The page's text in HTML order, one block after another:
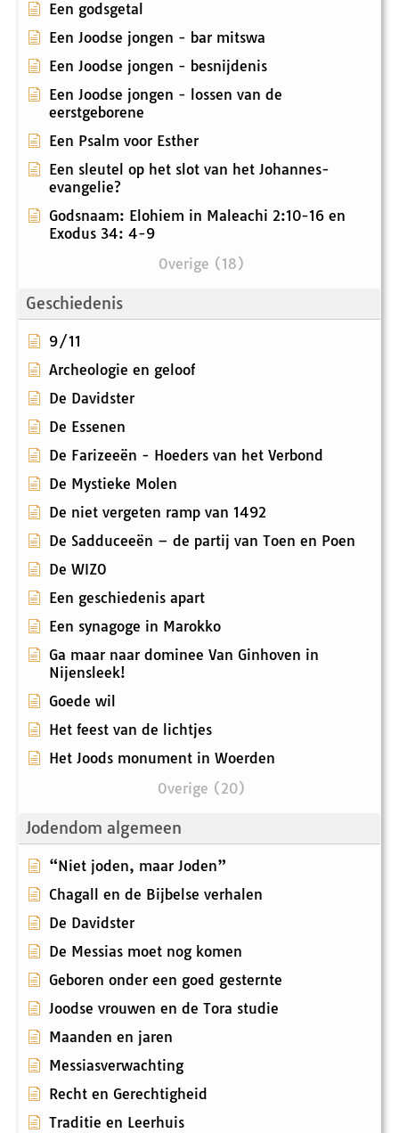
Een godsgetal
Een Joodse jongen - bar mitswa
Een Joodse jongen - besnijdenis
Een Joodse jongen - lossen van de
eerstgeborene
Een Psalm voor Esther
Een sleutel op het slot van het Johannes-
evangelie?
Godsnaam: Elohiem in Maleachi 2:10-16 en
Exodus 34: 4-9
Overige (18)
Geschiedenis
9/11
Archeologie en geloof
De Davidster
De Essenen
De Farizeeën - Hoeders van het Verbond
De Mystieke Molen
De niet vergeten ramp van 1492
De Sadduceeën – de partij van Toen en Poen
De WIZO
Een geschiedenis apart
Een synagoge in Marokko
Ga maar naar dominee Van Ginhoven in
Nijensleek!
Goede wil
Het feest van de lichtjes
Het Joods monument in Woerden
Overige (20)
Jodendom algemeen
“Niet joden, maar Joden”
Chagall en de Bijbelse verhalen
De Davidster
De Messias moet nog komen
Geboren onder een goed gesternte
Joodse vrouwen en de Tora studie
Maanden en jaren
Messiasverwachting
Recht en Gerechtigheid
Traditie en Leerhuis